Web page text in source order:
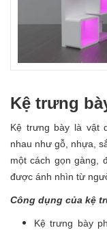
Kệ trưng
Kệ trưng bày là vật
nhau như gỗ, nhựa,
một cách gọn gàng,
được ánh nhìn từ
Công dụng của kệ
Kệ trưng bày